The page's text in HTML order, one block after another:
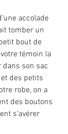
accolade
tomber un
bout de
témoin la
son sac
des petits
robe, on a
des boutons
s’avérer